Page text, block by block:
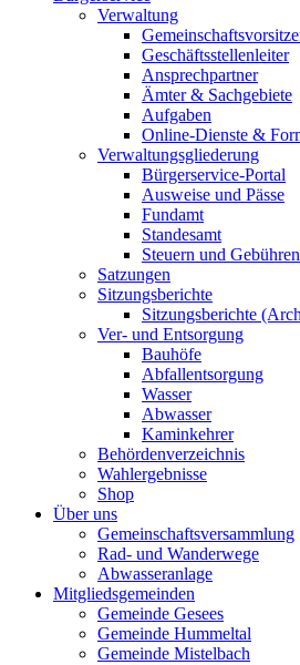
Verwaltung
Geschäftsstellenleiter
Ansprechpartner
Ämter & Sachgebiete
Aufgaben
Online-Dienste &
Verwaltungsgliederung
Bürgerservice-Portal
Ausweise und Pässe
Fundamt
Standesamt
Steuern und Gebühren
Satzungen
Sitzungsberichte
Sitzungsberichte
Ver- und Entsorgung
Bauhöfe
Abfallentsorgung
Wasser
Abwasser
Kaminkehrer
Behördenverzeichnis
Wahlergebnisse
Shop
Über uns
Gemeinschaftsversammlung
Rad- und Wanderwege
Abwasseranlage
Mitgliedsgemeinden
Gemeinde Gesees
Gemeinde Hummeltal
Gemeinde Mistelbach